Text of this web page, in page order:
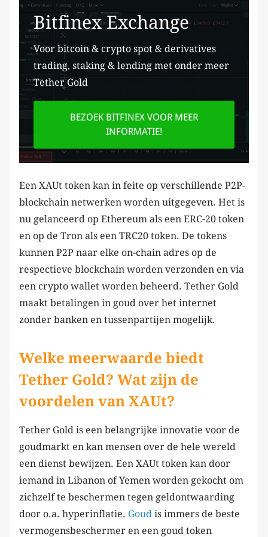
Bitfinex Exchange
Voor bitcoin & crypto spot & derivatives
trading, staking & lending met onder meer
Tether Gold
BEZOEK BITFINEX VOOR MEER
INFORMATIE!
Een XAUt token kan in feite op verschillende P2P-
blockchain netwerken worden uitgegeven. Het is
nu gelanceerd op Ethereum als een ERC-20 token
en op de Tron als een TRC20 token. De tokens
kunnen P2P naar elke on-chain adres op de
respectieve blockchain worden verzonden en via
een crypto wallet worden beheerd. Tether Gold
maakt betalingen in goud over het internet
zonder banken en tussenpartijen mogelijk.
Welke meerwaarde biedt
Tether Gold? Wat zijn de
voordelen van XAUt?
Tether Gold is een belangrijke innovatie voor de
goudmarkt en kan mensen over de hele wereld
een dienst bewijzen. Een XAUt token kan door
iemand in Libanon of Yemen worden gekocht om
zichzelf te beschermen tegen geldontwaarding
door o.a. hyperinflatie. Goud is immers de beste
vermogensbeschermer en een goud token